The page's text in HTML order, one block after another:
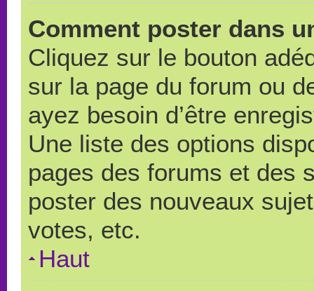
Comment poster dans
Cliquez sur le bouton
sur la page du forum ou
ayez besoin d’être
Une liste des options
pages des forums et des
poster des nouveaux
votes, etc.
Haut